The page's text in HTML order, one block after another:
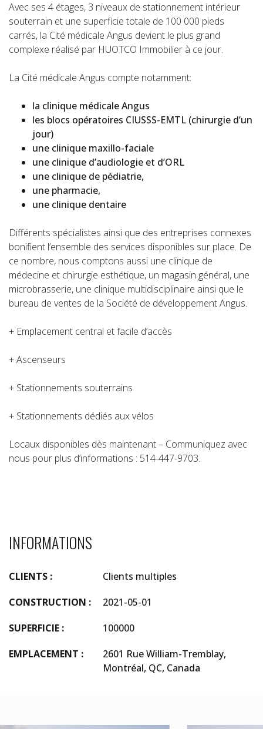
Avec ses 4 étages, 3 niveaux de stationnement intérieur
souterrain et une superficie totale de 100 000 pieds
carrés, la Cité médicale Angus devient le plus grand
complexe réalisé par HUOTCO Immobilier à ce jour.
La Cité médicale Angus compte notamment:
la clinique médicale Angus
les blocs opératoires CIUSSS-EMTL (chirurgie d’un
jour)
une clinique maxillo-faciale
une clinique d’audiologie et d’ORL
une clinique de pédiatrie,
une pharmacie,
une clinique dentaire
Différents spécialistes ainsi que des entreprises connexes
bonifient l’ensemble des services disponibles sur place. De
ce nombre, nous comptons aussi une clinique de
médecine et chirurgie esthétique, un magasin général, une
microbrasserie, une clinique multidisciplinaire ainsi que le
bureau de ventes de la Société de développement Angus.
+ Emplacement central et facile d’accès
+ Ascenseurs
+ Stationnements souterrains
+ Stationnements dédiés aux vélos
Locaux disponibles dès maintenant – Communiquez avec
nous pour plus d’informations : 514-447-9703.
INFORMATIONS
CLIENTS :
Clients multiples
CONSTRUCTION :
2021-05-01
SUPERFICIE :
100000
EMPLACEMENT :
2601 Rue William-Tremblay,
Montréal, QC, Canada